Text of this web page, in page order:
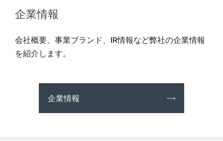
企業情報
会社概要、事業ブランド、IR情報など弊社の企業情報
を紹介します。
企業情報